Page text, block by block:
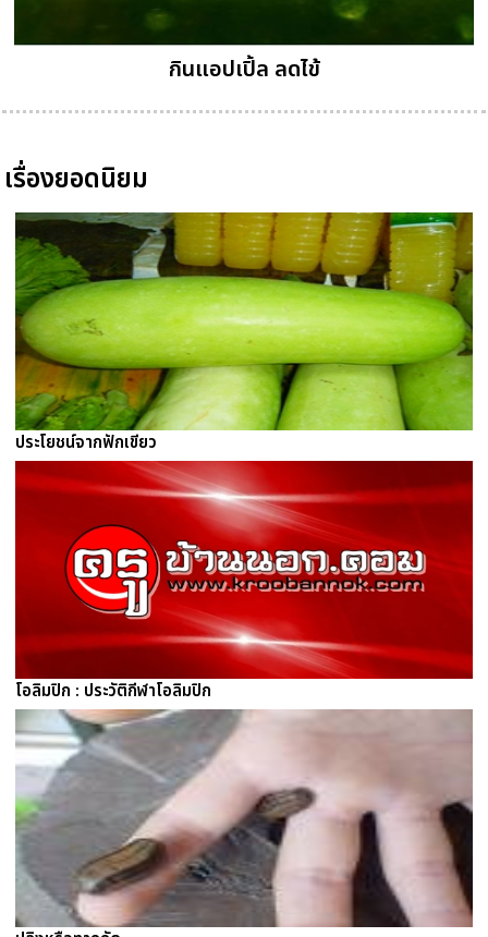
กินแอปเปิ้ล ลดไข้
เรื่องยอดนิยม
ประโยชน์จากฟักเขียว
โอลิมปิก : ประวัติกีฬาโอลิมปิก